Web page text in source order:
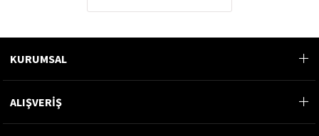
KURUMSAL
ALIŞVERİŞ